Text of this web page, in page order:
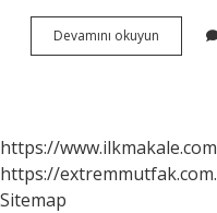
Devamını okuyun
Lekeleri
https://www.ilkmakale.com
https://
Sitemap